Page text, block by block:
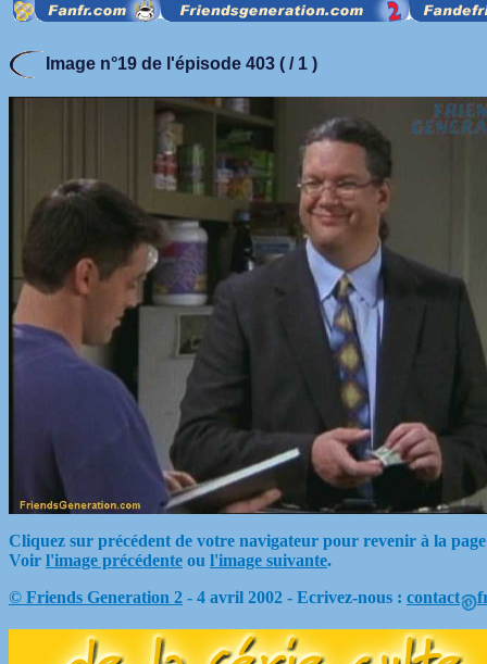
Image n°19 de l'épisode 403 ( / 1 )
Cliquez sur précédent de votre navigateur pour revenir à la
Voir l'image précédente ou l'image suivante.
© Friends Generation 2 - 4 avril 2002 - Ecrivez-nous : contact